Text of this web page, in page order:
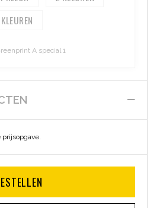
A special 1